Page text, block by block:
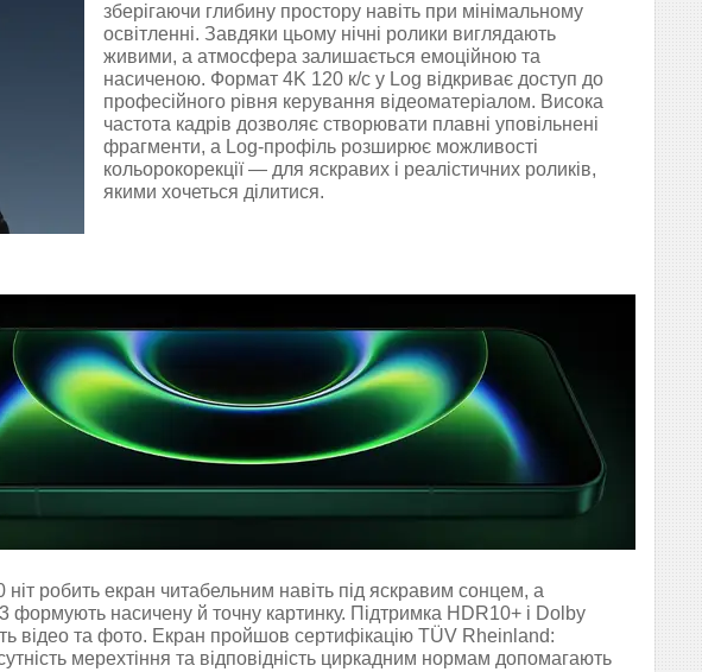
зберігаючи глибину простору навіть при мінімальному
освітленні. Завдяки цьому нічні ролики виглядають
живими, а атмосфера залишається емоційною та
насиченою. Формат 4K 120 к/с у Log відкриває доступ до
професійного рівня керування відеоматеріалом. Висока
частота кадрів дозволяє створювати плавні уповільнені
фрагменти, а Log-профіль розширює можливості
кольорокорекції — для яскравих і реалістичних роликів,
якими хочеться ділитися.
ніт робить екран читабельним навіть під яскравим сонцем, а
формують насичену й точну картинку. Підтримка HDR10+ і Dolby
відео та фото. Екран пройшов сертифікацію TÜV Rheinland:
мерехтіння та відповідність циркадним нормам допомагають